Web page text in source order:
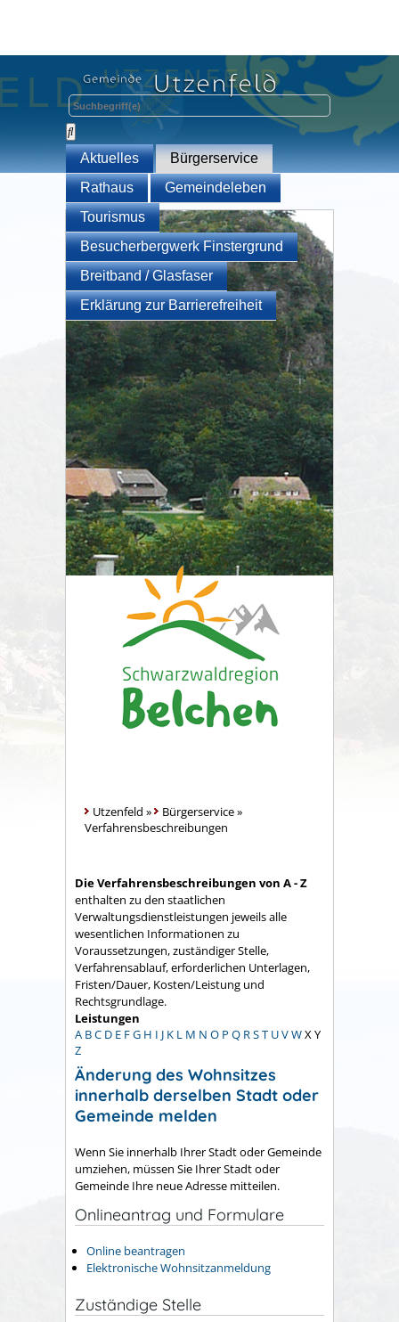
Aktuelles
Bürgerservice
Rathaus
Gemeindeleben
Tourismus
Besucherbergwerk Finstergrund
Breitband / Glasfaser
Erklärung zur Barrierefreiheit
Utzenfeld » Bürgerservice»
Verfahrensbeschreibungen
Die Verfahrensbeschreibungen von A - Z
enthalten zu den staatlichen
Verwaltungsdienstleistungen jeweils alle
wesentlichen Informationen zu
Voraussetzungen, zuständiger Stelle,
Verfahrensablauf, erforderlichen Unterlagen,
Fristen/Dauer, Kosten/Leistung und
Rechtsgrundlage.
Leistungen
A BC D E FG H I J K L M N O P Q RST UVWX Y
Z
Änderung des Wohnsitzes
innerhalb derselben Stadt oder
Gemeinde melden
Wenn Sie innerhalb Ihrer Stadt oder Gemeinde
umziehen, müssen Sie Ihrer Stadt oder
Gemeinde Ihre neue Adresse mitteilen.
Onlineantrag und Formulare
Online beantragen
Elektronische Wohnsitzanmeldung
Zuständige Stelle